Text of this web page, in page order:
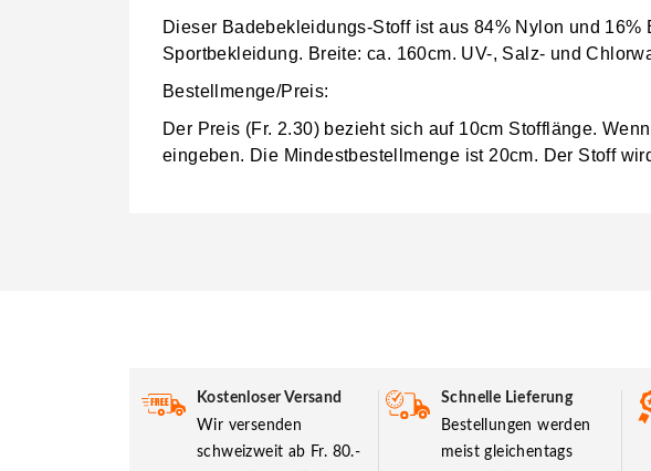
Dieser Badebekleidungs-Stoff ist aus 84% Nylon und
Sportbekleidung. Breite: ca. 160cm. UV-, Salz- und
Bestellmenge/Preis:
Der Preis (Fr. 2.30) bezieht sich auf 10cm Stofflänge.
eingeben. Die Mindestbestellmenge ist 20cm. Der Stoff
Kostenloser Versand
Wir versenden
schweizweit ab Fr. 80.-
Schnelle Lieferung
Bestellungen werden
meist gleichentags